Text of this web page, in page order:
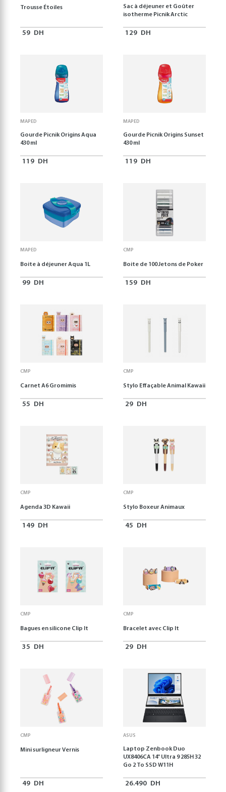
Trousse Étoiles
59 DH
Sac à déjeuner et Goûter
isotherme Picnik Arctic
129 DH
MAPED
Gourde Picnik Origins Aqua
430 ml
119 DH
MAPED
Gourde Picnik Origins Sunset
430 ml
119 DH
MAPED
Boite à déjeuner Aqua 1L
99 DH
CMP
Boite de 100 Jetons de Poker
159 DH
CMP
Carnet A6 Gromimis
55 DH
CMP
Stylo Effaçable Animal Kawaii
29 DH
CMP
Agenda 3D Kawaii
149 DH
CMP
Stylo Boxeur Animaux
45 DH
CMP
Bagues en silicone Clip It
35 DH
CMP
Bracelet avec Clip It
29 DH
CMP
Mini surligneur Vernis
49 DH
ASUS
Laptop Zenbook Duo
UX8406CA 14'' Ultra 9 285H 32
Go 2 To SSD W11H
26.490 DH